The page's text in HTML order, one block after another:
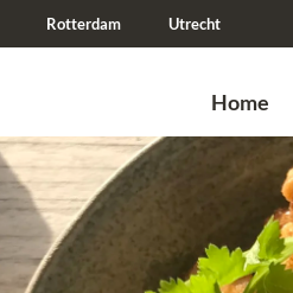
Rotterdam Utrecht
Home